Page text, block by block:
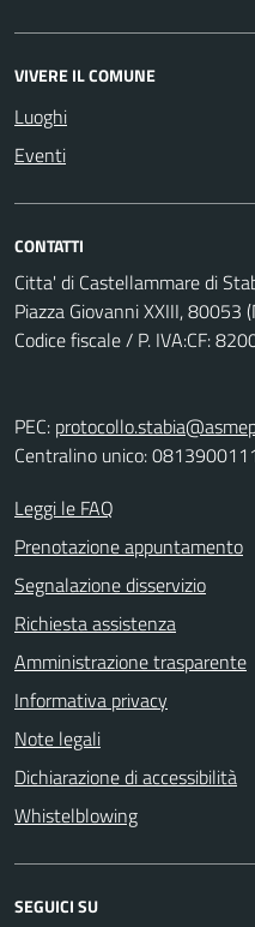
VIVERE IL COMUNE
Luoghi
Eventi
CONTATTI
Citta' di Castellammare di
Piazza Giovanni XXIII, 80053
Codice fiscale / P. IVA:CF:
PEC:
Centralino unico: 0813900111
Leggi le FAQ
Prenotazione appuntamento
Segnalazione disservizio
Richiesta assistenza
Amministrazione trasparente
Informativa privacy
Note legali
Dichiarazione di accessibilità
Whistelblowing
SEGUICI SU